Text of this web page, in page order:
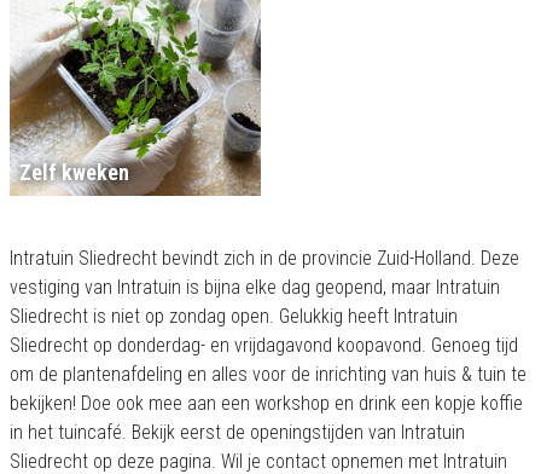
Zelf kweken
Intratuin Sliedrecht bevindt zich in de provincie Zuid-Holland. Deze
vestiging van Intratuin is bijna elke dag geopend, maar Intratuin
Sliedrecht is niet op zondag open. Gelukkig heeft Intratuin
Sliedrecht op donderdag- en vrijdagavond koopavond. Genoeg tijd
om de plantenafdeling en alles voor de inrichting van huis & tuin te
bekijken! Doe ook mee aan een workshop en drink een kopje koffie
in het tuincafé. Bekijk eerst de openingstijden van Intratuin
Sliedrecht op deze pagina. Wil je contact opnemen met Intratuin